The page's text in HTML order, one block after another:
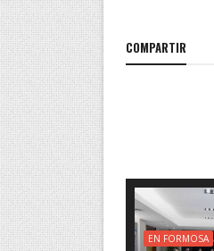
COMPARTIR
EN FORMOSA